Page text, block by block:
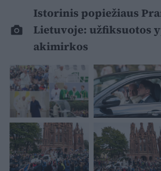
Istorinis popiežiaus
Lietuvoje: užfiksuotos
akimirkos